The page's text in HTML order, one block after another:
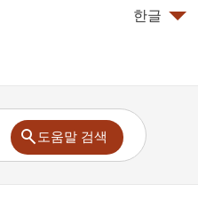
한글
도움말 검색